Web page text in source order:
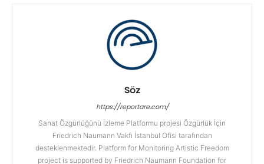
Söz
https://reportare.com/
Sanat Özgürlüğünü İzleme Platformu projesi Özgürlük İçin
Friedrich Naumann Vakfı İstanbul Ofisi tarafından
desteklenmektedir. Platform for Monitoring Artistic Freedom
project is supported by Friedrich Naumann Foundation for